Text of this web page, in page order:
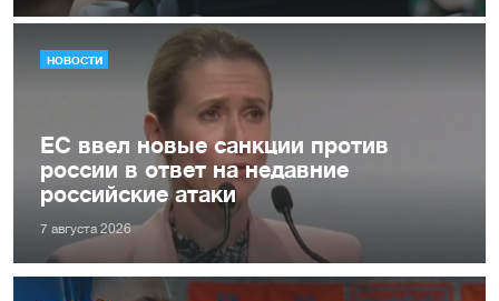
НОВОСТИ
ЕС ввел новые санкции против
россии в ответ на недавние
российские атаки
7 августа 2026